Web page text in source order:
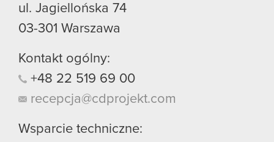
ul. Jagiellońska 74
03-301 Warszawa
Kontakt ogólny:
+48 22 519 69 00
recepcja@cdprojekt.com
Wsparcie techniczne: